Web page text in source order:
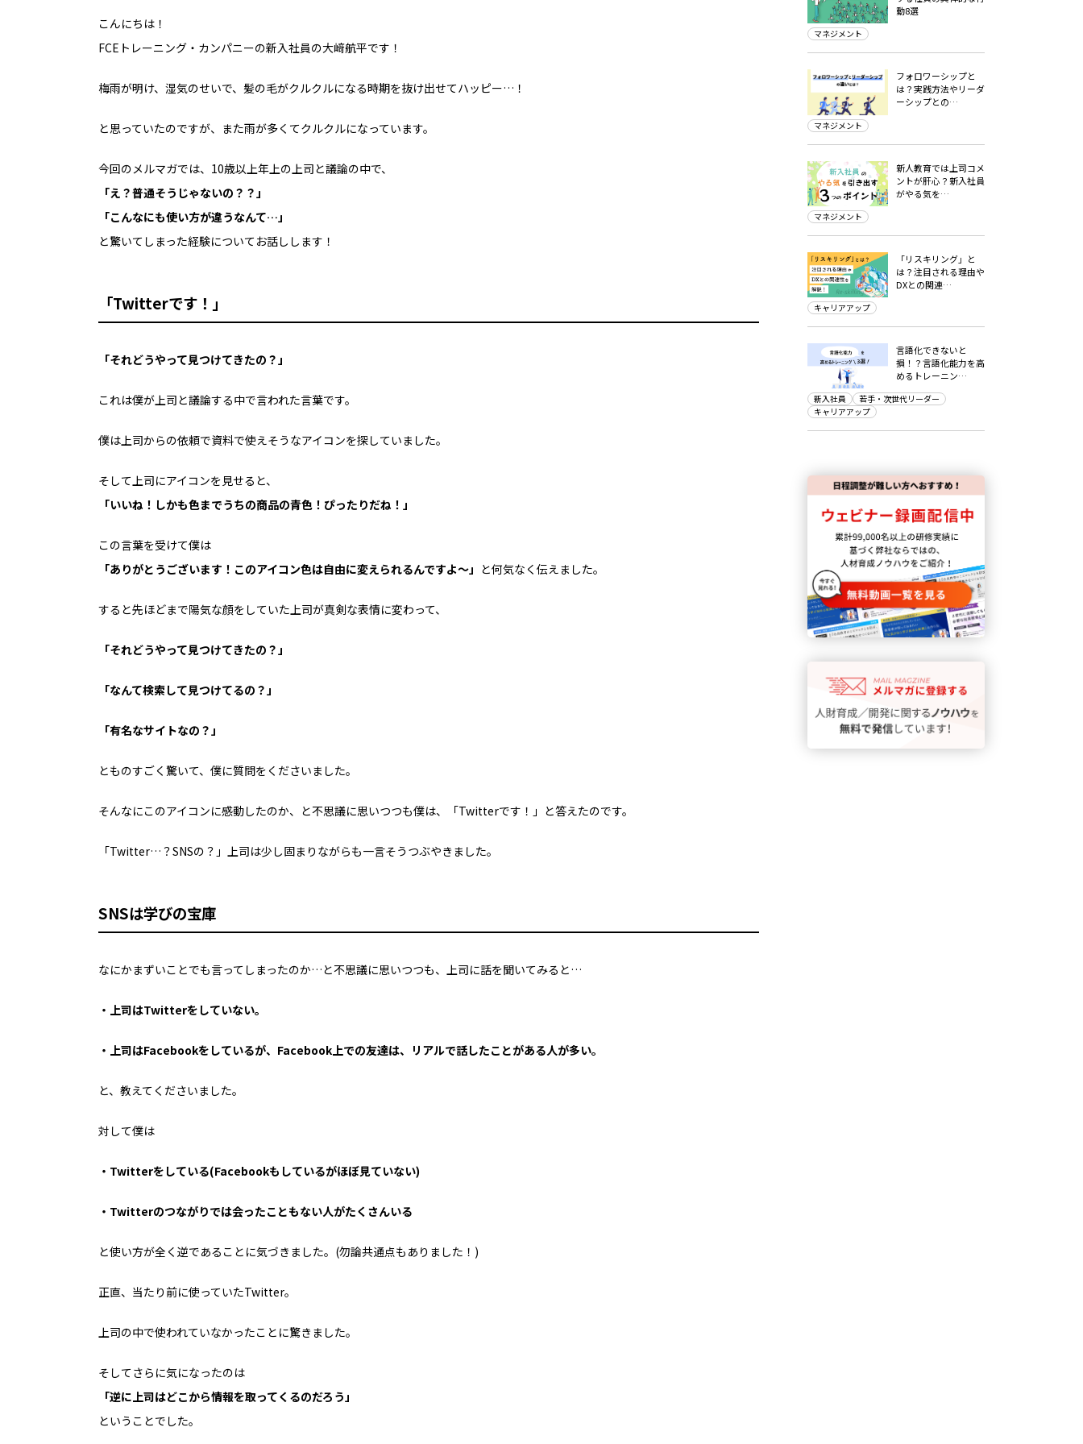
こんにちは！
FCEトレーニング・カンパニーの新入社員の大﨑航平です！
梅雨が明け、湿気のせいで、髪の毛がクルクルになる時期を抜け出せてハッピー…！
と思っていたのですが、また雨が多くてクルクルになっています。
今回のメルマガでは、10歳以上年上の上司と議論の中で、
「え？普通そうじゃないの？？」
「こんなにも使い方が違うなんて…」
と驚いてしまった経験についてお話しします！
「Twitterです！」
「それどうやって見つけてきたの？」
これは僕が上司と議論する中で言われた言葉です。
僕は上司からの依頼で資料で使えそうなアイコンを探していました。
そして上司にアイコンを見せると、
「いいね！しかも色までうちの商品の青色！ぴったりだね！」
この言葉を受けて僕は
「ありがとうございます！このアイコン色は自由に変えられるんですよ～」 と何気なく伝えました。
すると先ほどまで陽気な顔をしていた上司が真剣な表情に変わって、
「それどうやって見つけてきたの？」
「なんて検索して見つけてるの？」
「有名なサイトなの？」
とものすごく驚いて、僕に質問をくださいました。
そんなにこのアイコンに感動したのか、と不思議に思いつつも僕は、「Twitterです！」と答えたのです。
「Twitter…？SNSの？」上司は少し固まりながらも一言そうつぶやきました。
SNSは学びの宝庫
なにかまずいことでも言ってしまったのか…と不思議に思いつつも、上司に話を聞いてみると…
・上司はTwitterをしていない。
・上司はFacebookをしているが、Facebook上での友達は、リアルで話したことがある人が多い。
と、教えてくださいました。
対して僕は
・Twitterをしている(Facebookもしているがほぼ見ていない)
・Twitterのつながりでは会ったこともない人がたくさんいる
と使い方が全く逆であることに気づきました。(勿論共通点もありました！)
正直、当たり前に使っていたTwitter。
上司の中で使われていなかったことに驚きました。
そしてさらに気になったのは
「逆に上司はどこから情報を取ってくるのだろう」
ということでした。
動8選
マネジメント
フォロワーシップと
は？実践方法やリーダ
ーシップとの…
マネジメント
新人教育では上司コメ
ントが肝心？新入社員
がやる気を…
マネジメント
「リスキリング」と
は？注目される理由や
DXとの関連…
キャリアアップ
言語化できないと
損！？言語化能力を高
めるトレーニン…
新入社員
若手・次世代リーダー
キャリアアップ